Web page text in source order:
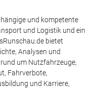
und kompetente
und Logistik und ein
bietet
Analysen und
um Nutzfahrzeuge,
Fahrverbote,
und Karriere,